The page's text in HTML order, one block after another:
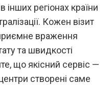
регіонах країни
Кожен візит
враження
та швидкості
що якісний сервіс —
створені саме